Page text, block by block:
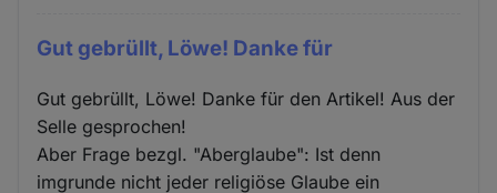
Gut gebrüllt, Löwe! Danke für
Gut gebrüllt, Löwe! Danke für den Artikel! Aus der
Selle gesprochen!
Aber Frage bezgl. "Aberglaube": Ist denn
imgrunde nicht jeder religiöse Glaube ein